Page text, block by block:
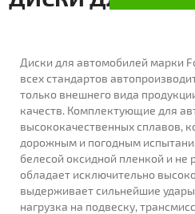
ПОДБОР ШИН
по размеру
Диски для автомобилей марки
всех стандартов
только внешнего вида
качеств. Комплектующие для
высококачественных сплавов,
дорожным и погодным
белесой оксидной пленкой и не
обладает исключительно
выдерживает сильнейшие
нагрузка на подвеску,